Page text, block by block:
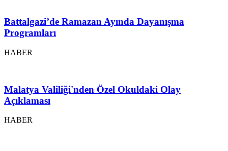
Battalgazi’de Ramazan Ayında Dayanışma
Programları
HABER
Malatya Valiliği'nden Özel Okuldaki Olay
Açıklaması
HABER